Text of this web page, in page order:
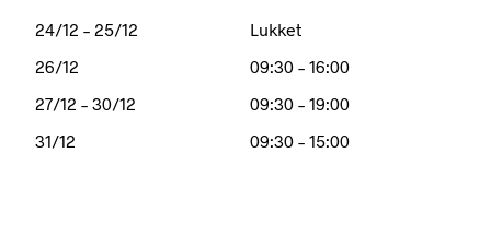
24/12 – 25/12
Lukket
26/12
09:30 – 16:00
27/12 – 30/12
09:30 – 19:00
31/12
09:30 – 15:00